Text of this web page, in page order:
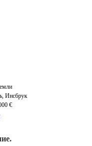
Инсбрук
€